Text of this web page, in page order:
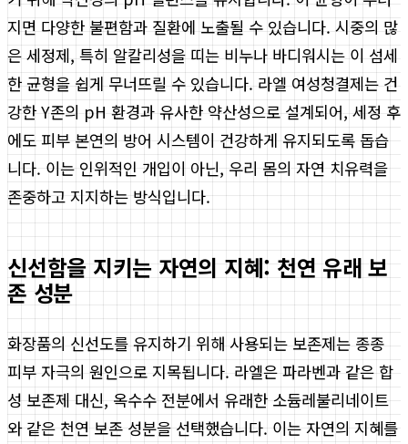
지면 다양한 불편함과 질환에 노출될 수 있습니다. 시중의 많
은 세정제, 특히 알칼리성을 띠는 비누나 바디워시는 이 섬세
한 균형을 쉽게 무너뜨릴 수 있습니다. 라엘 여성청결제는 건
강한 Y존의 pH 환경과 유사한 약산성으로 설계되어, 세정 후
에도 피부 본연의 방어 시스템이 건강하게 유지되도록 돕습
니다. 이는 인위적인 개입이 아닌, 우리 몸의 자연 치유력을
존중하고 지지하는 방식입니다.
신선함을 지키는 자연의 지혜: 천연 유래 보
존 성분
화장품의 신선도를 유지하기 위해 사용되는 보존제는 종종
피부 자극의 원인으로 지목됩니다. 라엘은 파라벤과 같은 합
성 보존제 대신, 옥수수 전분에서 유래한 소듐레불리네이트
와 같은 천연 보존 성분을 선택했습니다. 이는 자연의 지혜를